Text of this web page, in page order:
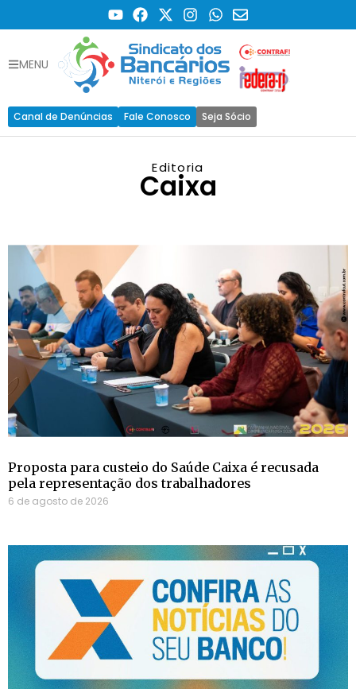
MENU
Canal de Denúncias Fale Conosco Seja Sócio
Editoria
Caixa
Proposta para custeio do Saúde Caixa é recusada
pela representação dos trabalhadores
6 de agosto de 2026